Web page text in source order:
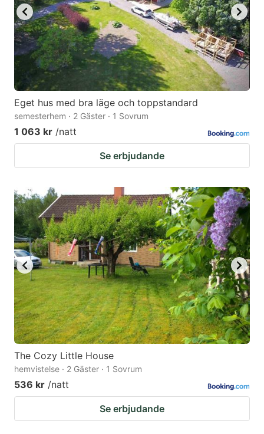
Eget hus med bra läge och toppstandard
semesterhem · 2 Gäster · 1 Sovrum
1 063 kr /natt
Se erbjudande
The Cozy Little House
hemvistelse · 2 Gäster · 1 Sovrum
536 kr /natt
Se erbjudande